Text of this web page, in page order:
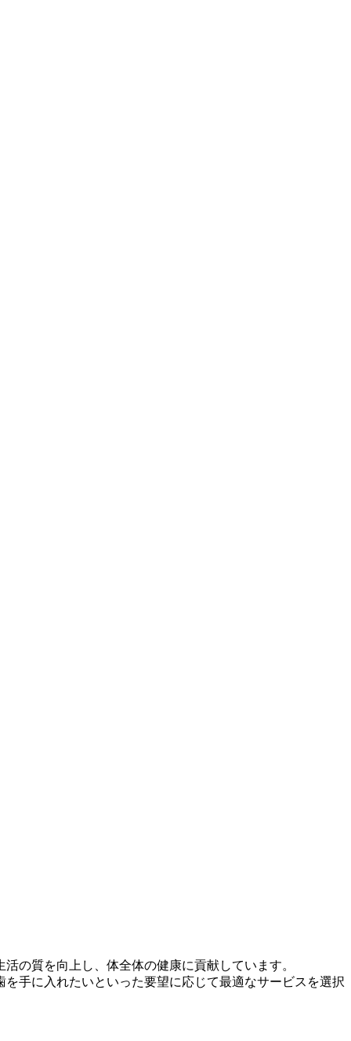
の質を向上し、体全体の健康に貢献しています。
手に入れたいといった要望に応じて最適なサービスを選択